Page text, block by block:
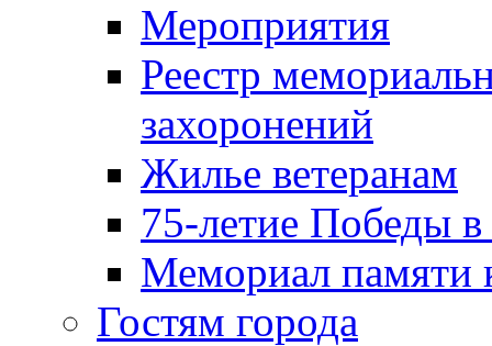
Мероприятия
Реестр
захоронений
Жилье ветеранам
75-летие Победы
Мемориал памяти
Гостям города